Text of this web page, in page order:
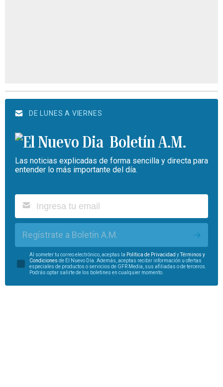
DE LUNES A VIERNES
Boletín A.M.
Las noticias explicadas de forma sencilla y directa para
entender lo más importante del día.
Regístrate a Boletín A.M.
Al someter tu correo electrónico, aceptas la Política de Privacidad yTérminos y
Condiciones de El Nuevo Día. Además, aceptas recibir información u ofertas
especiales de productos o servicios de GFR Media, sus afiliadas o de terceros.
Podrás optar salirte de los boletines en cualquier momento.